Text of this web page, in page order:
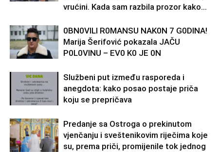
vrućini. Kada sam razbila prozor kako...
0BN0VlLl R0MANSU NAK0N 7 G0DlNA!
Marija Šerifović pokazala JAČU
P0L0VINU – EV0 K0 JE 0N
Službeni put između rasporeda i
anegdota: kako posao postaje priča
koju se prepričava
Predanje sa Ostroga o prekinutom
vjenčanju i sveštenikovim riječima koje
su, prema priči, promijenile tok jednog